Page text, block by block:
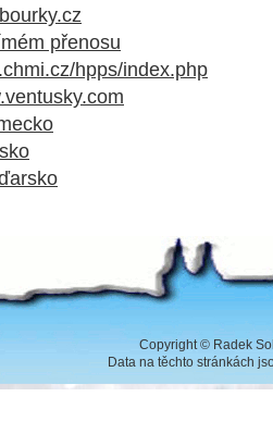
přenosu
hpps/index.php
Copyright© Radek
Data na těchto stránkách